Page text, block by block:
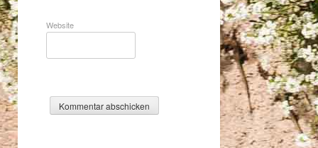
Website